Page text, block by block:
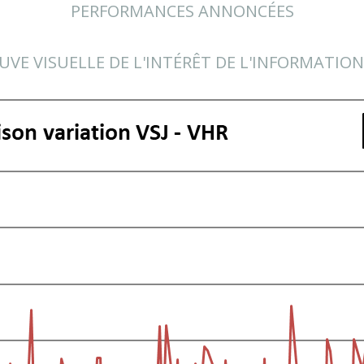
PERFORMANCES ANNONCÉES
VISUELLE DE L'INTÉRÊT DE